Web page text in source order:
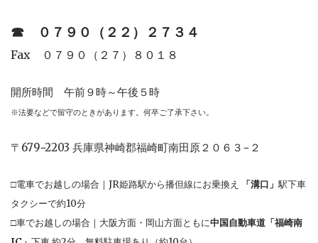
☎︎ ０７９０（２２）２７３４
Fax ０７９０（２７）８０１８
開所時間 午前９時～午後５時
※法要などで留守のときがあります。何卒ご了承下さい。
〒679−2203 兵庫県神崎郡福崎町南田原２０６３−２
□電車でお越しの場合｜JR姫路駅から播但線にお乗換え 「溝口」駅下車
タクシーで約10分
□車でお越しの場合｜大阪方面・岡山方面ともに中国自動車道「福崎南